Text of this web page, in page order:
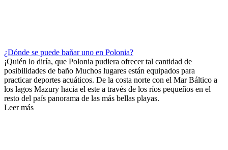
¿Dónde se puede bañar uno en Polonia?
¡Quién lo diría, que Polonia pudiera ofrecer tal cantidad de
posibilidades de baño Muchos lugares están equipados para
practicar deportes acuáticos. De la costa norte con el Mar Báltico a
los lagos Mazury hacia el este a través de los ríos pequeños en el
resto del país panorama de las más bellas playas.
Leer más